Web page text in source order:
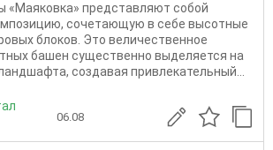
«Маяковка» представляют собой
сочетающую в себе высотные
блоков. Это величественное
башен существенно выделяется на
создавая привлекательный...
06.08